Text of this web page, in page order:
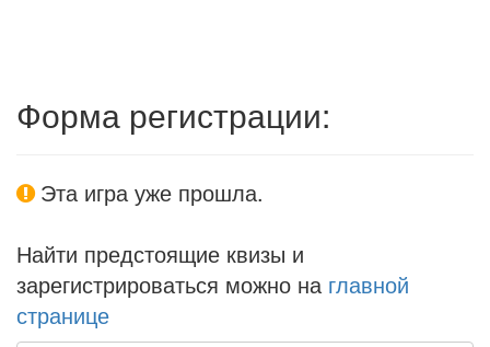
Форма регистрации:
Эта игра уже прошла.
Найти предстоящие квизы и
зарегистрироваться можно на главной
странице